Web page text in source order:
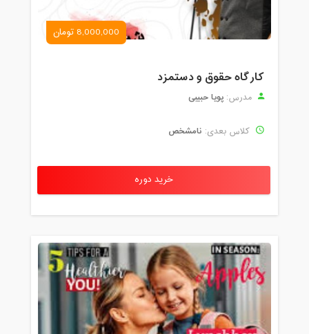
8,000,000 تومان
کارگاه حقوق و دستمزد
مدرس: پویا حبیبی
کلاس بعدی: نامشخص
خرید دوره